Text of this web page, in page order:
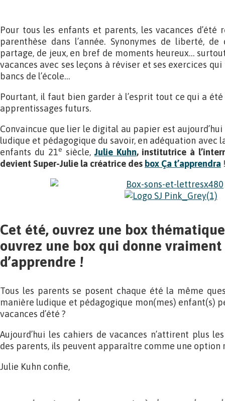
Pour tous les enfants et parents, les vacances
parenthèse dans l’année. Synonymes de liberté,
partage, de jeux, en bref de moments heureux…
vacances avec ses leçons à réviser et ses exercices
bancs de l’école…
Pourtant, il faut bien garder à l’esprit tout ce qui a
apprentissages futurs.
Convaincue que lier le digital au papier est
ludique et pédagogique du savoir, en adéquation avec
enfants du 21e siècle,Julie Kuhn, institutrice à
devient Super-Julie la créatrice des box Ça t’apprendra !
Cet été, ouvrez une box
ouvrez une box qui donne
d’apprendre !
Tous les parents se posent chaque été la même
manière ludique et pédagogique mon(mes) enfant(s)
vacances d’été ?
Aujourd’hui les cahiers de vacances n’attirent plus
des parents, ils peuvent apparaître comme une option
Julie Kuhn confie,